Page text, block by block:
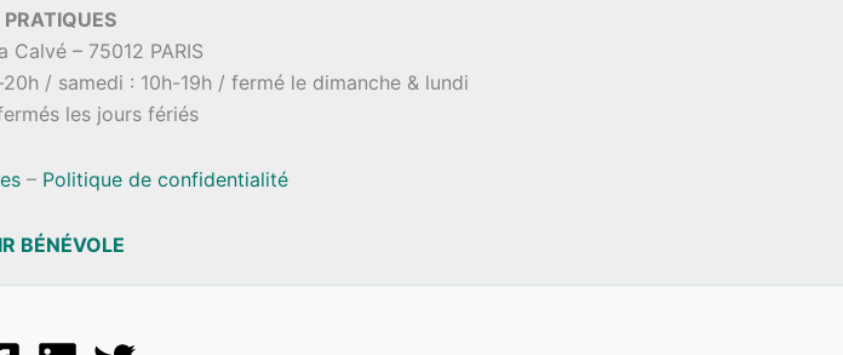
PRATIQUES
Calvé – 75012 PARIS
/ samedi : 10h-19h / fermé le dimanche & lundi
les jours fériés
– Politique de confidentialité
BÉNÉVOLE